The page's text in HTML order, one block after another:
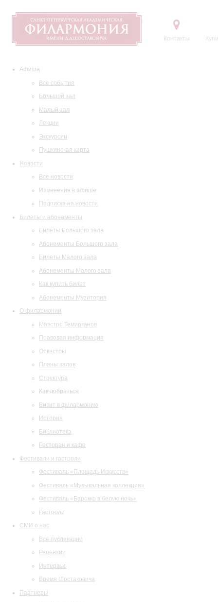
Контакты
Афиша
Все события
Большой зал
Малый зал
Лекции
Экскурсии
Пушкинская карта
Новости
Все новости
Изменения в афише
Подписка на новости
Билеты и абонементы
Билеты Большого зала
Абонементы Большого зала
Билеты Малого зала
Абонементы Малого зала
Как купить билет
Абонементы Музитория
О филармонии
Маэстро Темирканов
Правовая информация
Оркестры
Планы залов
Структура
Как добраться
Визит в филармонию
История
Библиотека
Ресторан и кафе
Фестивали и гастроли
Фестиваль «Площадь Искусств»
Фестиваль «Музыкальная коллекция»
Фестиваль «Барокко в белую ночь»
Гастроли
СМИ о нас
Все публикации
Рецензии
Интервью
Время Шостаковича
Партнеры